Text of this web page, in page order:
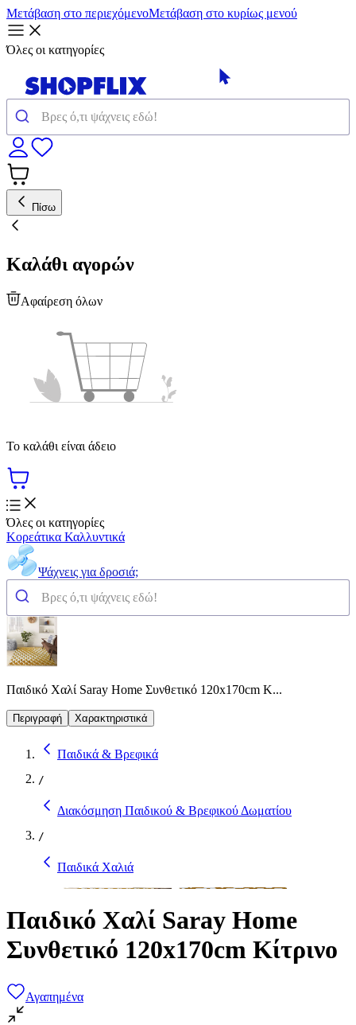
Μετάβαση στο περιεχόμενοΜετάβαση στο κυρίως μενού
Όλες οι κατηγορίες
Πίσω
Καλάθι αγορών
Αφαίρεση όλων
Το καλάθι είναι άδειο
Όλες οι κατηγορίες
Κορεάτικα Καλλυντικά
Ψάχνεις για δροσιά;
Παιδικό Χαλί Saray Home Συνθετικό 120x170cm Κ...
Περιγραφή Χαρακτηριστικά
Παιδικά & Βρεφικά
/
Διακόσμηση Παιδικού & Βρεφικού Δωματίου
/
Παιδικά Χαλιά
Παιδικό Χαλί Saray Home
Συνθετικό 120x170cm Κίτρινο
Αγαπημένα